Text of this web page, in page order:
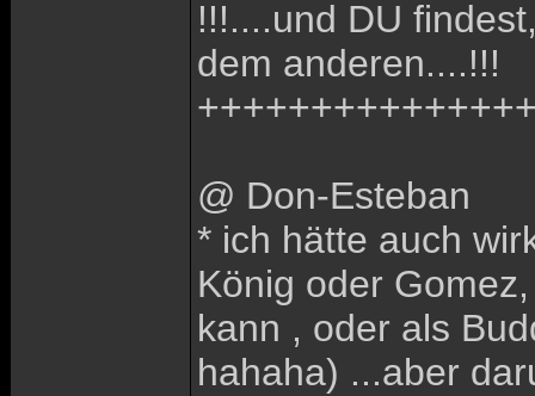
!!!....und DU
dem anderen....!!!
@ Don-Esteban
* ich hätte auch
König oder
kann , oder als
hahaha) ...aber